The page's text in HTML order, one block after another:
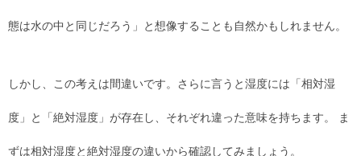
態は水の中と同じだろう」と想像することも自然かもしれません。
しかし、この考えは間違いです。さらに言うと湿度には「相対湿
度」と「絶対湿度」が存在し、それぞれ違った意味を持ちます。 ま
ずは相対湿度と絶対湿度の違いから確認してみましょう。